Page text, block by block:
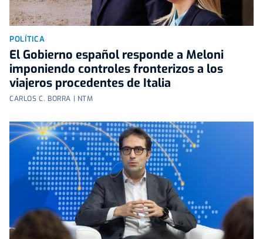
POLÍTICA
El Gobierno español responde a Meloni
imponiendo controles fronterizos a los
viajeros procedentes de Italia
CARLOS C. BORRA | NTM